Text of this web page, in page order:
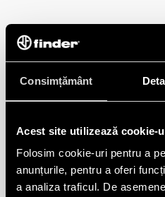
Consimțământ
Acest site utilizează cookie-
Folosim cookie-uri pentru a
anunțurile, pentru a oferi
a analiza traficul. De